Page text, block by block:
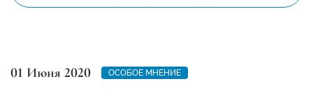
01 Июня 2020 ОСОБОЕ МНЕНИЕ